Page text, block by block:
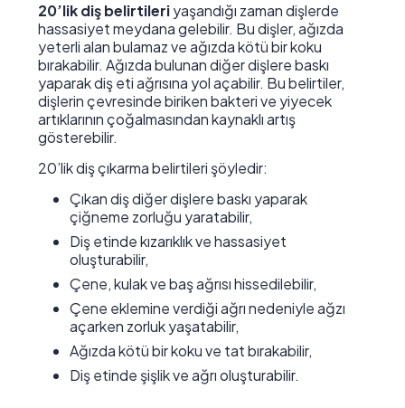
20’lik diş belirtileriyaşandığı zaman dişlerde
hassasiyet meydana gelebilir. Bu dişler, ağızda
yeterli alan bulamaz ve ağızda kötü bir koku
bırakabilir. Ağızda bulunan diğer dişlere baskı
yaparak diş eti ağrısına yol açabilir. Bu belirtiler,
dişlerin çevresinde biriken bakteri ve yiyecek
artıklarının çoğalmasından kaynaklı artış
gösterebilir.
20’lik diş çıkarma belirtileri şöyledir:
Çıkan diş diğer dişlere baskı yaparak
çiğneme zorluğu yaratabilir,
Diş etinde kızarıklık ve hassasiyet
oluşturabilir,
Çene, kulak ve baş ağrısı hissedilebilir,
Çene eklemine verdiği ağrı nedeniyle ağzı
açarken zorluk yaşatabilir,
Ağızda kötü bir koku ve tat bırakabilir,
Diş etinde şişlik ve ağrı oluşturabilir.